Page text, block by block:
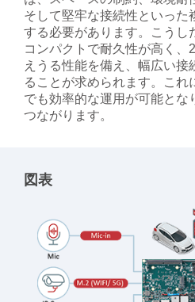
そして堅牢な接続性といった
する必要があります。こうし
コンパクトで耐久性が高く、
えうる性能を備え、幅広い接
ることが求められます。これ
でも効率的な運用が可能とな
つながります。
図表